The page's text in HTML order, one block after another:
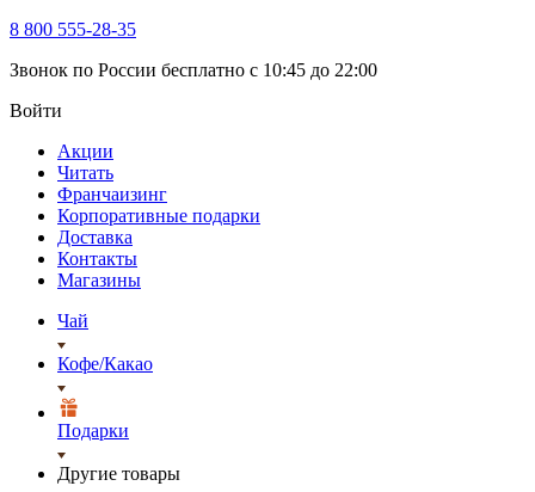
8 800 555-28-35
Звонок по России бесплатно c 10:45 до 22:00
Войти
Акции
Читать
Франчаизинг
Корпоративные подарки
Доставка
Контакты
Магазины
Чай
Кофе/Какао
Подарки
Другие товары